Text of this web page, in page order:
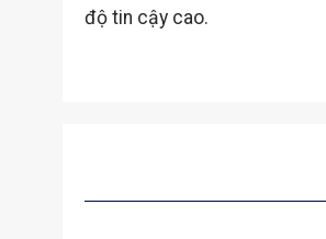
độ tin cậy cao.